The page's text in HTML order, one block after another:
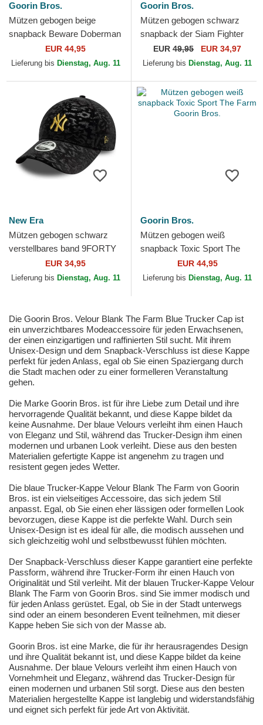
Goorin Bros.
Mützen gebogen beige
snapback Beware Doberman
Velour The Farm Goorin
Bros.
EUR 44,95
Lieferung bis Dienstag, Aug. 11
Goorin Bros.
Mützen gebogen schwarz
snapback der Siam Fighter
The Farm Premium The
Farm Goorin Bros.
EUR 49,95 EUR 34,97
Lieferung bis Dienstag, Aug. 11
New Era
Mützen gebogen schwarz
verstellbares band 9FORTY
Leo Velour Metallic der New
York Yankees MLB von...
EUR 34,95
Lieferung bis Dienstag, Aug. 11
Goorin Bros.
Mützen gebogen weiß
snapback Toxic Sport The
Farm Goorin Bros.
EUR 44,95
Lieferung bis Dienstag, Aug. 11
Die Goorin Bros. Velour Blank The Farm Blue Trucker Cap ist
ein unverzichtbares Modeaccessoire für jeden Erwachsenen,
der einen einzigartigen und raffinierten Stil sucht. Mit ihrem
Unisex-Design und dem Snapback-Verschluss ist diese Kappe
perfekt für jeden Anlass, egal ob Sie einen Spaziergang durch
die Stadt machen oder zu einer formelleren Veranstaltung
gehen.
Die Marke Goorin Bros. ist für ihre Liebe zum Detail und ihre
hervorragende Qualität bekannt, und diese Kappe bildet da
keine Ausnahme. Der blaue Velours verleiht ihm einen Hauch
von Eleganz und Stil, während das Trucker-Design ihm einen
modernen und urbanen Look verleiht. Diese aus den besten
Materialien gefertigte Kappe ist angenehm zu tragen und
resistent gegen jedes Wetter.
Die blaue Trucker-Kappe Velour Blank The Farm von Goorin
Bros. ist ein vielseitiges Accessoire, das sich jedem Stil
anpasst. Egal, ob Sie einen eher lässigen oder formellen Look
bevorzugen, diese Kappe ist die perfekte Wahl. Durch sein
Unisex-Design ist es ideal für alle, die modisch aussehen und
sich gleichzeitig wohl und selbstbewusst fühlen möchten.
Der Snapback-Verschluss dieser Kappe garantiert eine perfekte
Passform, während ihre Trucker-Form ihr einen Hauch von
Originalität und Stil verleiht. Mit der blauen Trucker-Kappe Velour
Blank The Farm von Goorin Bros. sind Sie immer modisch und
für jeden Anlass gerüstet. Egal, ob Sie in der Stadt unterwegs
sind oder an einem besonderen Event teilnehmen, mit dieser
Kappe heben Sie sich von der Masse ab.
Goorin Bros. ist eine Marke, die für ihr herausragendes Design
und ihre Qualität bekannt ist, und diese Kappe bildet da keine
Ausnahme. Der blaue Velours verleiht ihm einen Hauch von
Vornehmheit und Eleganz, während das Trucker-Design für
einen modernen und urbanen Stil sorgt. Diese aus den besten
Materialien hergestellte Kappe ist langlebig und widerstandsfähig
und eignet sich perfekt für jede Art von Aktivität.